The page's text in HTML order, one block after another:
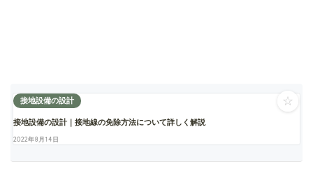
接地設備の設計
接地設備の設計｜接地線の免除方法について詳しく解説
2022年8月14日
☆